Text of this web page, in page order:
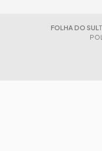
FOLHA DO SUL